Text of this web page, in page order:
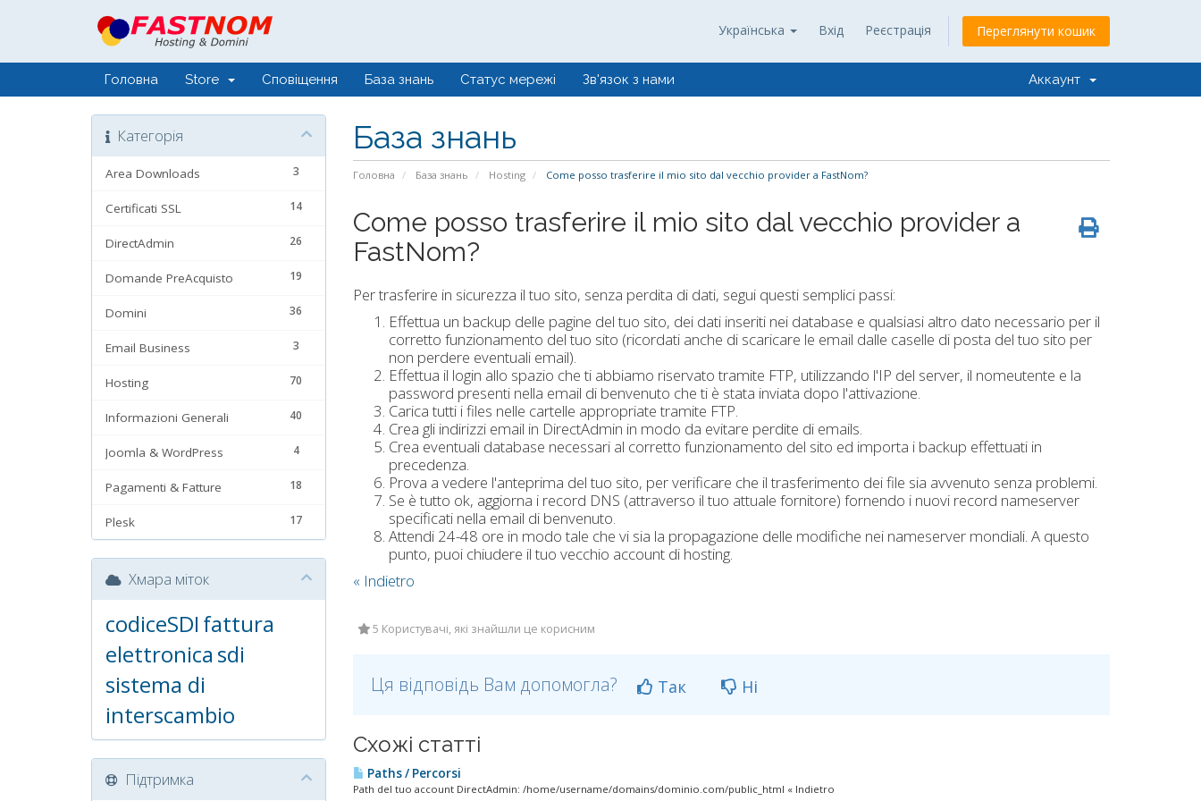
Українська Вхід Реєстрація Переглянути кошик
Головна Store Сповіщення База знань Статус мережі Зв'язок з нами Аккаунт
База знань
Головна База знань Hosting Come posso trasferire il mio sito dal vecchio provider a FastNom?
Категорія
3
Area Downloads
14
Certificati SSL
26
DirectAdmin
19
Domande PreAcquisto
36
Domini
3
Email Business
70
Hosting
40
Informazioni Generali
4
Joomla & WordPress
18
Pagamenti & Fatture
17
Plesk
Come posso trasferire il mio sito dal vecchio provider a
FastNom?
Per trasferire in sicurezza il tuo sito, senza perdita di dati, segui questi semplici passi:
Effettua un backup delle pagine del tuo sito, dei dati inseriti nei database e qualsiasi altro dato necessario per il
corretto funzionamento del tuo sito (ricordati anche di scaricare le email dalle caselle di posta del tuo sito per
non perdere eventuali email).
Effettua il login allo spazio che ti abbiamo riservato tramite FTP, utilizzando l'IP del server, il nomeutente e la
password presenti nella email di benvenuto che ti è stata inviata dopo l'attivazione.
Carica tutti i files nelle cartelle appropriate tramite FTP.
Crea gli indirizzi email in DirectAdmin in modo da evitare perdite di emails.
Crea eventuali database necessari al corretto funzionamento del sito ed importa i backup effettuati in
precedenza.
Prova a vedere l'anteprima del tuo sito, per verificare che il trasferimento dei file sia avvenuto senza problemi.
Se è tutto ok, aggiorna i record DNS (attraverso il tuo attuale fornitore) fornendo i nuovi record nameserver
specificati nella email di benvenuto.
Attendi 24-48 ore in modo tale che vi sia la propagazione delle modifiche nei nameserver mondiali. A questo
punto, puoi chiudere il tuo vecchio account di hosting.
« Indietro
5 Користувачі, які знайшли це корисним
Ця відповідь Вам допомогла? Так Ні
Схожі статті
Paths / Percorsi
Path del tuo account DirectAdmin: /home/username/domains/dominio.com/public_html « Indietro
Хмара міток
codiceSDI fattura
elettronica sdi
sistema di
interscambio
Підтримка